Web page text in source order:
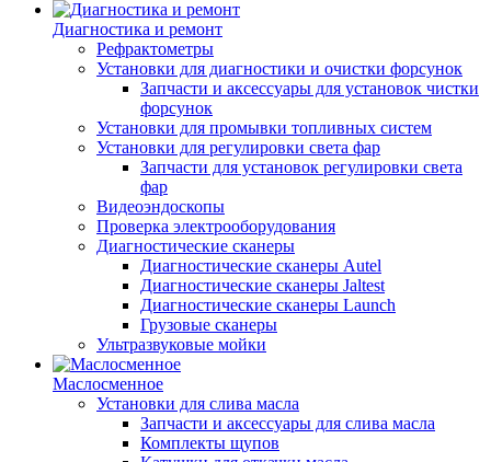
Диагностика и ремонт
Рефрактометры
Установки для диагностики и очистки форсунок
Запчасти и аксессуары для установок чистки
форсунок
Установки для промывки топливных систем
Установки для регулировки света фар
Запчасти для установок регулировки света
фар
Видеоэндоскопы
Проверка электрооборудования
Диагностические сканеры
Диагностические сканеры Autel
Диагностические сканеры Jaltest
Диагностические сканеры Launch
Грузовые сканеры
Ультразвуковые мойки
Маслосменное
Установки для слива масла
Запчасти и аксессуары для слива масла
Комплекты щупов